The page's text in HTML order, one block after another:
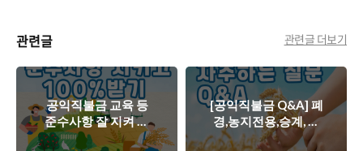
관련글 관련글 더보기
공익직불금 교육 등
준수사항 잘 지켜 공
익직불제 100% 받기
[공익직불금 Q&A] 폐
경,농지전용,승계, 소
득금액, 경계 등 기본